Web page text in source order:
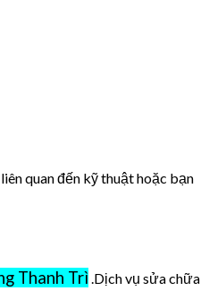
quan đến kỹ thuật hoặc bạn
Thanh Trì .Dịch vụ sửa chữa